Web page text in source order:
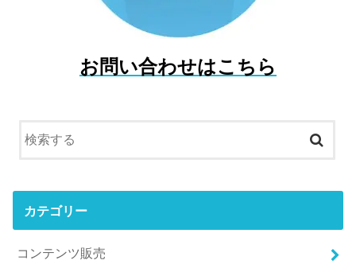
お問い合わせはこちら
カテゴリー
コンテンツ販売